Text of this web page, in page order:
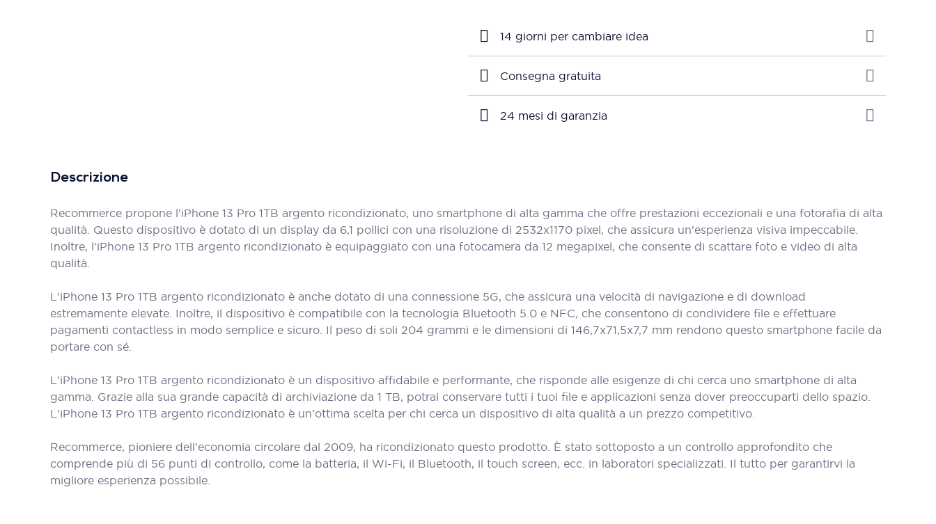
14 giorni per cambiare idea
Consegna gratuita
24 mesi di garanzia
Descrizione
Recommerce propone l'iPhone 13 Pro 1TB argento ricondizionato, uno smartphone di alta gamma che offre prestazioni eccezionali e una fotorafia di alta
qualità. Questo dispositivo è dotato di un display da 6,1 pollici con una risoluzione di 2532x1170 pixel, che assicura un'esperienza visiva impeccabile.
Inoltre, l'iPhone 13 Pro 1TB argento ricondizionato è equipaggiato con una fotocamera da 12 megapixel, che consente di scattare foto e video di alta
qualità.
L'iPhone 13 Pro 1TB argento ricondizionato è anche dotato di una connessione 5G, che assicura una velocità di navigazione e di download
estremamente elevate. Inoltre, il dispositivo è compatibile con la tecnologia Bluetooth 5.0 e NFC, che consentono di condividere file e effettuare
pagamenti contactless in modo semplice e sicuro. Il peso di soli 204 grammi e le dimensioni di 146,7x71,5x7,7 mm rendono questo smartphone facile da
portare con sé.
L'iPhone 13 Pro 1TB argento ricondizionato è un dispositivo affidabile e performante, che risponde alle esigenze di chi cerca uno smartphone di alta
gamma. Grazie alla sua grande capacità di archiviazione da 1 TB, potrai conservare tutti i tuoi file e applicazioni senza dover preoccuparti dello spazio.
L'iPhone 13 Pro 1TB argento ricondizionato è un'ottima scelta per chi cerca un dispositivo di alta qualità a un prezzo competitivo.
Recommerce, pioniere dell'economia circolare dal 2009, ha ricondizionato questo prodotto. È stato sottoposto a un controllo approfondito che
comprende più di 56 punti di controllo, come la batteria, il Wi-Fi, il Bluetooth, il touch screen, ecc. in laboratori specializzati. Il tutto per garantirvi la
migliore esperienza possibile.